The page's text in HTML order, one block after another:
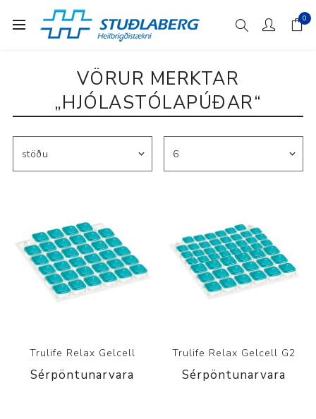
0
VÖRUR MERKTAR
„HJÓLASTÓLAPÚÐAR“
Trulife Relax Gelcell
Sérpöntunarvara
Trulife Relax Gelcell G2
Sérpöntunarvara